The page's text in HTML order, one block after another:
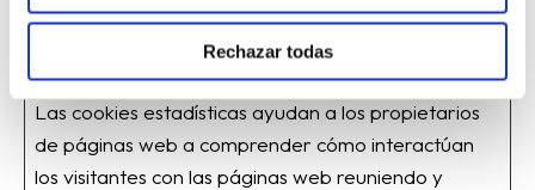
Rechazar todas
Las cookies estadísticas ayudan a los propietarios
de páginas web a comprender cómo interactúan
los visitantes con las páginas web reuniendo y